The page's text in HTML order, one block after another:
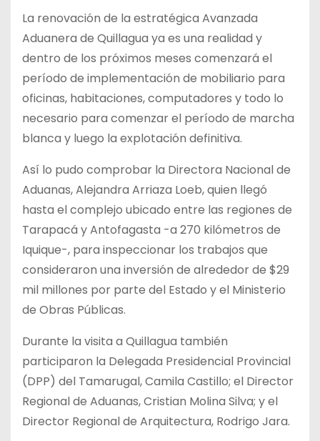
La renovación de la estratégica Avanzada
Aduanera de Quillagua ya es una realidad y
dentro de los próximos meses comenzará el
período de implementación de mobiliario para
oficinas, habitaciones, computadores y todo lo
necesario para comenzar el período de marcha
blanca y luego la explotación definitiva.
Así lo pudo comprobar la Directora Nacional de
Aduanas, Alejandra Arriaza Loeb, quien llegó
hasta el complejo ubicado entre las regiones de
Tarapacá y Antofagasta -a 270 kilómetros de
Iquique-, para inspeccionar los trabajos que
consideraron una inversión de alrededor de $29
mil millones por parte del Estado y el Ministerio
de Obras Públicas.
Durante la visita a Quillagua también
participaron la Delegada Presidencial Provincial
(DPP) del Tamarugal, Camila Castillo; el Director
Regional de Aduanas, Cristian Molina Silva; y el
Director Regional de Arquitectura, Rodrigo Jara.